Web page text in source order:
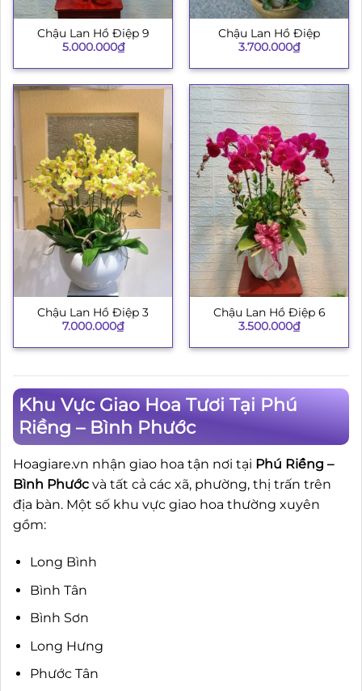
Chậu Lan Hồ Điệp 9
5.000.000₫
Chậu Lan Hồ Điệp
3.700.000₫
Chậu Lan Hồ Điệp 3
7.000.000₫
Chậu Lan Hồ Điệp 6
3.500.000₫
Khu Vực Giao Hoa Tươi Tại Phú
Riềng – Bình Phước
Hoagiare.vn nhận giao hoa tận nơi tại Phú Riềng –
Bình Phước và tất cả các xã, phường, thị trấn trên
địa bàn. Một số khu vực giao hoa thường xuyên
gồm:
Long Bình
Bình Tân
Bình Sơn
Long Hưng
Phước Tân